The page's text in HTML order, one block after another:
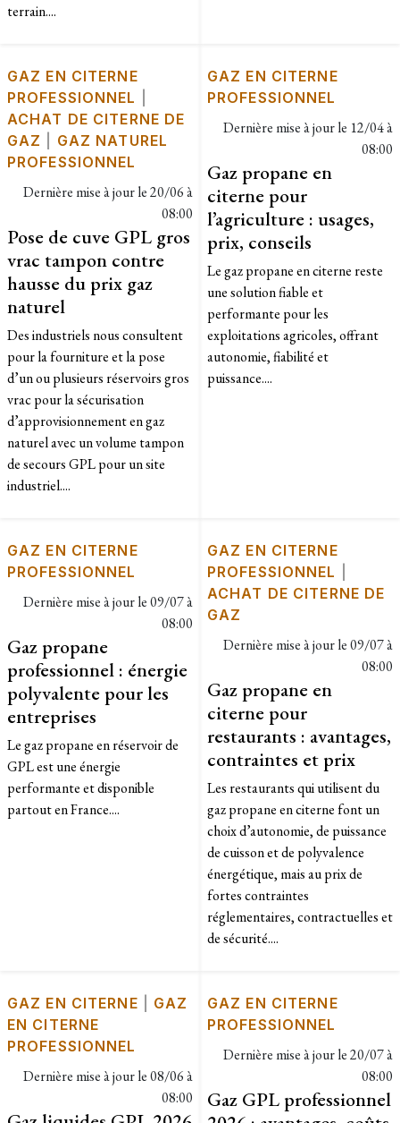
terrain....
GAZ EN CITERNE
PROFESSIONNEL
ACHAT DE CITERNE DE
GAZ
GAZ NATUREL
PROFESSIONNEL
Dernière mise à jour le20/06 à
08:00
Pose de cuve GPL gros
vrac tampon contre
hausse du prix gaz
naturel
Des industriels nous consultent
pour la fourniture et la pose
d’un ou plusieurs réservoirs gros
vrac pour la sécurisation
d’approvisionnement en gaz
naturel avec un volume tampon
de secours GPL pour un site
industriel....
GAZ EN CITERNE
PROFESSIONNEL
Dernière mise à jour le 12/04 à
08:00
Gaz propane en
citerne pour
l’agriculture : usages,
prix, conseils
Le gaz propane en citerne reste
une solution fiable et
performante pour les
exploitations agricoles, offrant
autonomie, fiabilité et
puissance....
GAZ EN CITERNE
PROFESSIONNEL
Dernière mise à jour le09/07 à
08:00
Gaz propane
professionnel : énergie
polyvalente pour les
entreprises
Le gaz propane en réservoir de
GPL est une énergie
performante et disponible
partout en France....
GAZ EN CITERNE
PROFESSIONNEL
ACHAT DE CITERNE DE
GAZ
Dernière mise à jour le09/07 à
08:00
Gaz propane en
citerne pour
restaurants : avantages,
contraintes et prix
Les restaurants qui utilisent du
gaz propane en citerne font un
choix d’autonomie, de puissance
de cuisson et de polyvalence
énergétique, mais au prix de
fortes contraintes
réglementaires, contractuelles et
de sécurité....
GAZ EN CITERNE
GAZ
EN CITERNE
PROFESSIONNEL
Dernière mise à jour le08/06 à
08:00
GAZ EN CITERNE
PROFESSIONNEL
Dernière mise à jour le20/07 à
08:00
Gaz GPL professionnel